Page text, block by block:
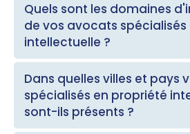
Quels sont les domaines
de vos avocats
intellectuelle ?
Dans quelles villes et pays
spécialisés en propriété
sont-ils présents ?